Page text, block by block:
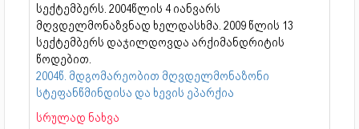
სექტემბერს. 2004წლის 4 იანვარს
მღვდელმონაზვნად ხელდასხმა. 2009 წლის 13
სექტემბერს დაჯილდოვდა არქიმანდრიტის
წოდებით.
2004წ. მდგომარეობით მღვდელმონაზონი
სტეფანწმინდისა და ხევის ეპარქია
სრულად ნახვა